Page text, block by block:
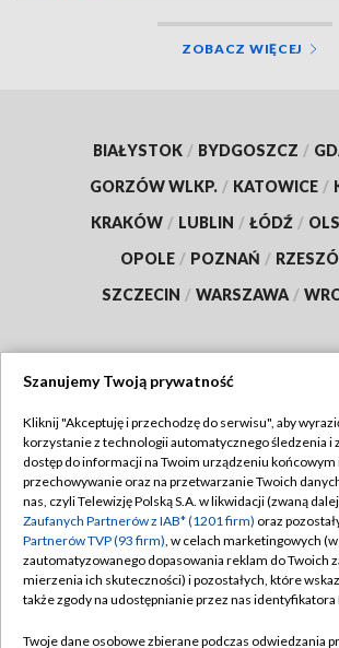
ZOBACZ WIĘCEJ
BIAŁYSTOK / BYDGOSZCZ /
GORZÓW WLKP. / KATOWICE /
KRAKÓW / LUBLIN / ŁÓDŹ /
OPOLE / POZNAŃ /
SZCZECIN / WARSZAWA /
TVP
Abonament TVP
Emisja w TVP
Centrum informacji TVP
Naziemna Telewizja Cyfrowa
Regulamin TVP
Polityka prywatności
Moje zgody
Pomoc
Szanujemy Twoją prywatność
Kliknij "Akceptuję i przechodzę do serwisu", aby
korzystanie z technologii automatycznego śledzenia i
dostęp do informacji na Twoim urządzeniu końcowym
przechowywanie oraz na przetwarzanie Twoich
nas, czyli Telewizję Polską S.A. w likwidacji (zwaną
Zaufanych Partnerów z IAB* (1201 firm) oraz
Partnerów TVP (93 firm), w celach marketingowych
zautomatyzowanego dopasowania reklam do Twoich
mierzenia ich skuteczności) i pozostałych, które
także zgody na udostępnianie przez nas identyfikatora
Twoje dane osobowe zbierane podczas odwiedzania